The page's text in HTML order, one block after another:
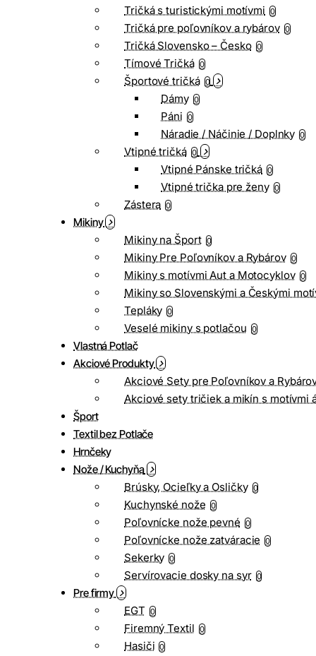
Tričká s turistickými motívmi 0
Tričká pre poľovníkov a rybárov 0
Tričká Slovensko – Česko 0
Tímové Tričká 0
Športové tričká 0
Dámy 0
Páni 0
Náradie / Náčinie / Doplnky 0
Vtipné tričká 0
Vtipné Pánske tričká 0
Vtipné trička pre ženy 0
Zástera 0
Mikiny
Mikiny na Šport 0
Mikiny Pre Poľovníkov a Rybárov 0
Mikiny s motívmi Aut a Motocyklov 0
Mikiny so Slovenskými a Českými
Tepláky 0
Veselé mikiny s potlačou 0
Vlastná Potlač
Akciové Produkty
Akciové Sety pre Poľovníkov a
Akciové sety tričiek a mikín s motívmi
Šport
Textil bez Potlače
Hrnčeky
Nože / Kuchyňa
Brúsky, Ocieľky a Osličky 0
Kuchynské nože 0
Poľovnícke nože pevné 0
Poľovnícke nože zatváracie 0
Sekerky 0
Servírovacie dosky na syr 0
Pre firmy
EGT 0
Firemný Textil 0
Hasiči 0